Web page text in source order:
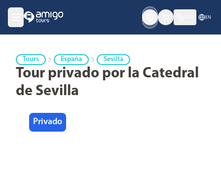
EN
Tours España Sevilla
Tour privado por la Catedral
de Sevilla
Privado